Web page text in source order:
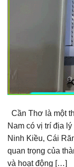
Cần Thơ là một
Nam có vị trí địa
Ninh Kiều, Cái
quan trọng của
và hoạt động […]